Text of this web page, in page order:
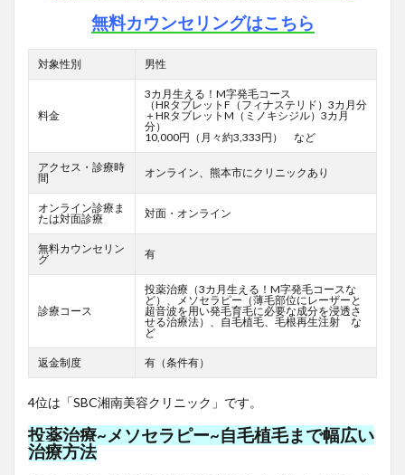
無料カウンセリングはこちら
対象性別 男性
料金
3カ月生える！M字発毛コース
（HRタブレットF （フィナステリド）3カ月分
＋HRタブレットM（ミノキシジル）3カ月
分）
10,000円（月々約3,333円） など
アクセス・診療時
間
オンライン、熊本市にクリニックあり
オンライン診療ま
たは対面診療
対面・オンライン
無料カウンセリン
グ
有
診療コース
投薬治療（3カ月生える！M字発毛コースな
ど）、メソセラピー（薄毛部位にレーザーと
超音波を用い発毛育毛に必要な成分を浸透さ
せる治療法）、自毛植毛、毛根再生注射 な
ど
返金制度 有（条件有）
4位は「SBC湘南美容クリニック」です。
投薬治療~メソセラピー~自毛植毛まで幅広い
治療方法